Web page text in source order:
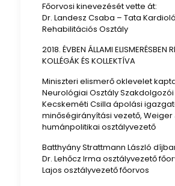
Főorvosi kinevezését vette át:
Dr. Landesz Csaba – Tata
Rehabilitációs Osztály
2018. ÉVBEN ÁLLAMI ELISMERÉSBEN
KOLLÉGÁK ÉS KOLLEKTÍVA
Miniszteri elismerő oklevelet
Neurológiai Osztály
Kecskeméti Csilla ápolási
minőségirányítási vezető, Weiger
humánpolitikai osztályvezető
Batthyány Strattmann László
Dr. Lehőcz Irma osztályvezető
Lajos osztályvezető főorvos